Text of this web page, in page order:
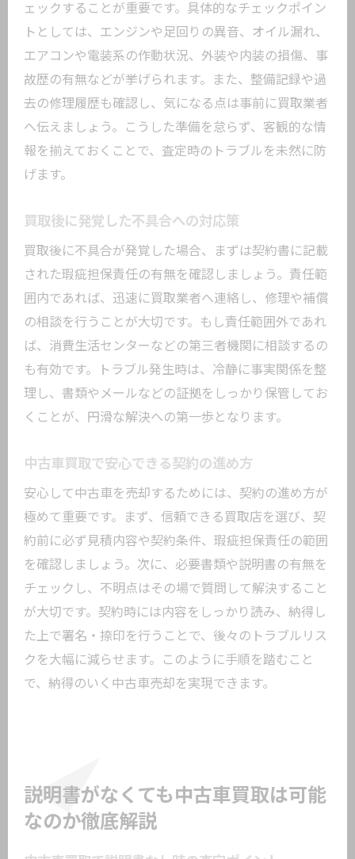
ェックすることが重要です。具体的なチェックポイン
トとしては、エンジンや足回りの異音、オイル漏れ、
エアコンや電装系の作動状況、外装や内装の損傷、事
故歴の有無などが挙げられます。また、整備記録や過
去の修理履歴も確認し、気になる点は事前に買取業者
へ伝えましょう。こうした準備を怠らず、客観的な情
報を揃えておくことで、査定時のトラブルを未然に防
げます。
買取後に発覚した不具合への対応策
買取後に不具合が発覚した場合、まずは契約書に記載
された瑕疵担保責任の有無を確認しましょう。責任範
囲内であれば、迅速に買取業者へ連絡し、修理や補償
の相談を行うことが大切です。もし責任範囲外であれ
ば、消費生活センターなどの第三者機関に相談するの
も有効です。トラブル発生時は、冷静に事実関係を整
理し、書類やメールなどの証拠をしっかり保管してお
くことが、円滑な解決への第一歩となります。
中古車買取で安心できる契約の進め方
安心して中古車を売却するためには、契約の進め方が
極めて重要です。まず、信頼できる買取店を選び、契
約前に必ず見積内容や契約条件、瑕疵担保責任の範囲
を確認しましょう。次に、必要書類や説明書の有無を
チェックし、不明点はその場で質問して解決すること
が大切です。契約時には内容をしっかり読み、納得し
た上で署名・捺印を行うことで、後々のトラブルリス
クを大幅に減らせます。このように手順を踏むこと
で、納得のいく中古車売却を実現できます。
説明書がなくても中古車買取は可能
なのか徹底解説